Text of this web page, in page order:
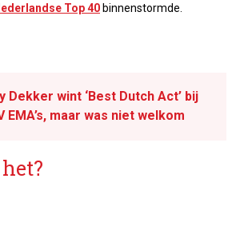
Top 40 binnenstormde.
Dekker wint ‘Best Dutch Act’ bij
EMA’s, maar was niet welkom